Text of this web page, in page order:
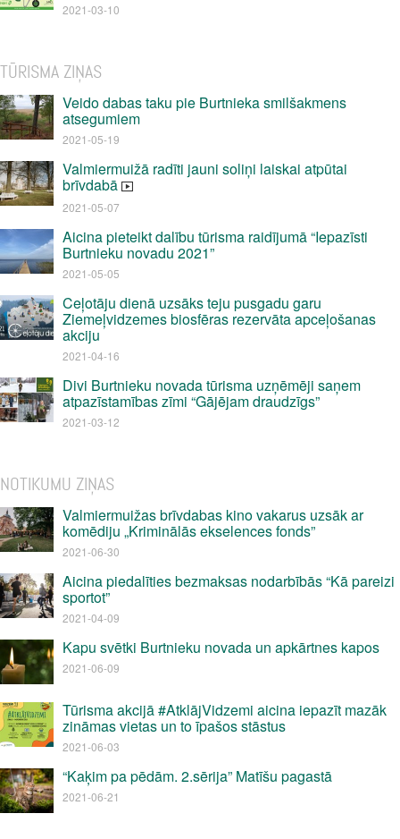
2021-03-10
TŪRISMA ZIŅAS
Veido dabas taku pie Burtnieka smilšakmens
atsegumiem
2021-05-19
Valmiermuižā radīti jauni soliņi laiskai atpūtai
brīvdabā
2021-05-07
Aicina pieteikt dalību tūrisma raidījumā “Iepazīsti
Burtnieku novadu 2021”
2021-05-05
Ceļotāju dienā uzsāks teju pusgadu garu
Ziemeļvidzemes biosfēras rezervāta apceļošanas
akciju
2021-04-16
Divi Burtnieku novada tūrisma uzņēmēji saņem
atpazīstamības zīmi “Gājējam draudzīgs”
2021-03-12
NOTIKUMU ZIŅAS
Valmiermuižas brīvdabas kino vakarus uzsāk ar
komēdiju „Kriminālās ekselences fonds”
2021-06-30
Aicina piedalīties bezmaksas nodarbībās “Kā pareizi
sportot”
2021-04-09
Kapu svētki Burtnieku novada un apkārtnes kapos
2021-06-09
Tūrisma akcijā #AtklājVidzemi aicina iepazīt mazāk
zināmas vietas un to īpašos stāstus
2021-06-03
“Kaķim pa pēdām. 2.sērija” Matīšu pagastā
2021-06-21